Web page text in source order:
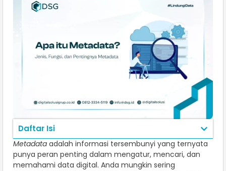
Daftar Isi
Metadata adalah informasi tersembunyi yang ternyata
punya peran penting dalam mengatur, mencari, dan
memahami data digital. Anda mungkin sering